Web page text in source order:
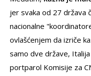
jer svaka od 27 država
nacionalne
ovlašćenjem da izriče
samo dve države,
portparol Komisije za